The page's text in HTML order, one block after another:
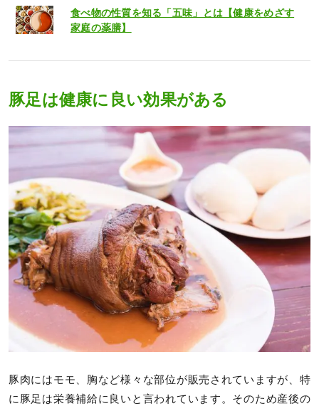
食べ物の性質を知る「五味」とは【健康をめざす
家庭の薬膳】
豚足は健康に良い効果がある
豚肉にはモモ、胸など様々な部位が販売されていますが、特
に豚足は栄養補給に良いと言われています。そのため産後の